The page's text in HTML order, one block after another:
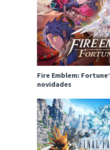
Fire Emblem:
novidades